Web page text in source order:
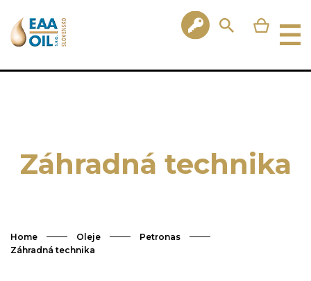
Záhradná technika
Home Oleje
Petronas
Záhradná technika